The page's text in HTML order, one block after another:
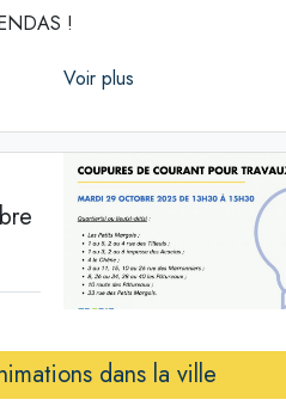
!
Voir plus
dans la ville